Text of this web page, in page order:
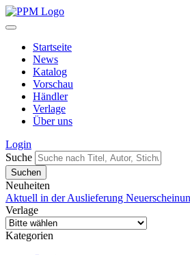
Startseite
News
Katalog
Vorschau
Händler
Verlage
Über uns
Login
Suche
Neuheiten
Aktuell in der Auslieferung
Verlage
Kategorien